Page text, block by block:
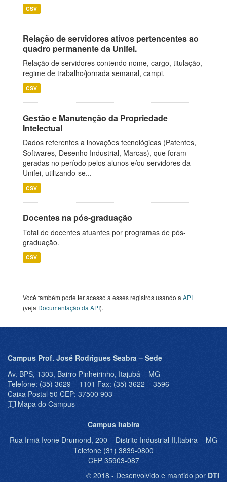
CSV
Relação de servidores ativos pertencentes ao
quadro permanente da Unifei.
Relação de servidores contendo nome, cargo, titulação,
regime de trabalho/jornada semanal, campi.
CSV
Gestão e Manutenção da Propriedade
Intelectual
Dados referentes a inovações tecnológicas (Patentes,
Softwares, Desenho Industrial, Marcas), que foram
geradas no período pelos alunos e/ou servidores da
Unifei, utilizando-se...
CSV
Docentes na pós-graduação
Total de docentes atuantes por programas de pós-
graduação.
CSV
Você também pode ter acesso a esses registros usando a API
(veja Documentação da API).
Campus Prof. José Rodrigues Seabra – Sede
Av. BPS, 1303, Bairro Pinheirinho, Itajubá – MG
Telefone: (35) 3629 – 1101 Fax: (35) 3622 – 3596
Caixa Postal 50 CEP: 37500 903
Mapa do Campus
Campus Itabira
Rua Irmã Ivone Drumond, 200 – Distrito Industrial II,Itabira – MG
Telefone (31) 3839-0800
CEP 35903-087
© 2018 - Desenvolvido e mantido por DTI